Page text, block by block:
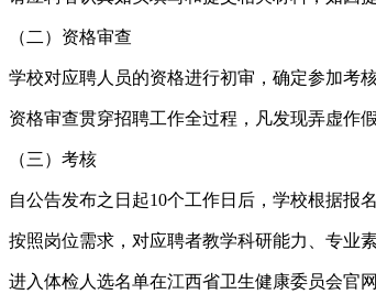
（二）资格审查
学校对应聘人员的资格进行初审，确定参加考
资格审查贯穿招聘工作全过程，凡发现弄虚作
（三）考核
自公告发布之日起10个工作日后，学校根据报
按照岗位需求，对应聘者教学科研能力、专业
进入体检人选名单在江西省卫生健康委员会官